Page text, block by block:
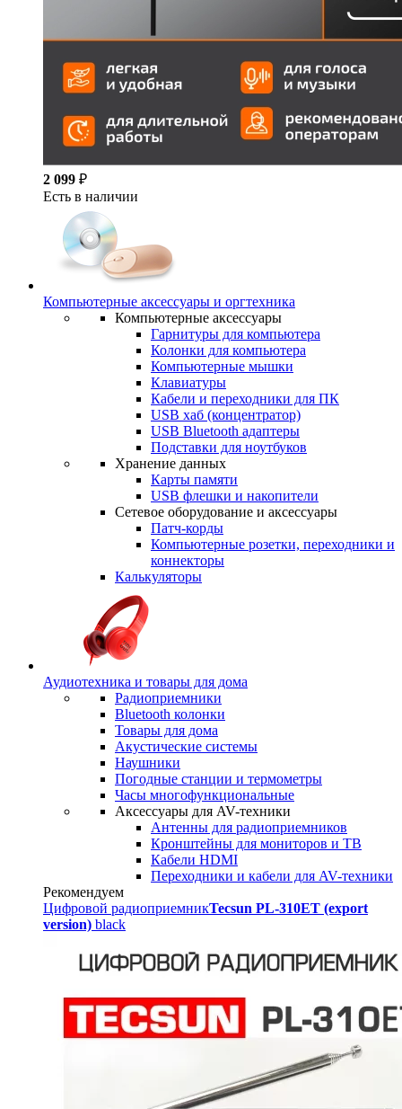
2 099 ₽
Есть в наличии
Компьютерные аксессуары и оргтехника
Компьютерные аксессуары
Гарнитуры для компьютера
Колонки для компьютера
Компьютерные мышки
Клавиатуры
Кабели и переходники для ПК
USB хаб (концентратор)
USB Bluetooth адаптеры
Подставки для ноутбуков
Хранение данных
Карты памяти
USB флешки и накопители
Сетевое оборудование и аксессуары
Патч-корды
Компьютерные розетки, переходники и
коннекторы
Калькуляторы
Аудиотехника и товары для дома
Радиоприемники
Bluetooth колонки
Товары для дома
Акустические системы
Наушники
Погодные станции и термометры
Часы многофункциональные
Аксессуары для AV-техники
Антенны для радиоприемников
Кронштейны для мониторов и ТВ
Кабели HDMI
Переходники и кабели для AV-техники
Рекомендуем
Цифровой радиоприемникTecsun PL-310ET (export
version) black